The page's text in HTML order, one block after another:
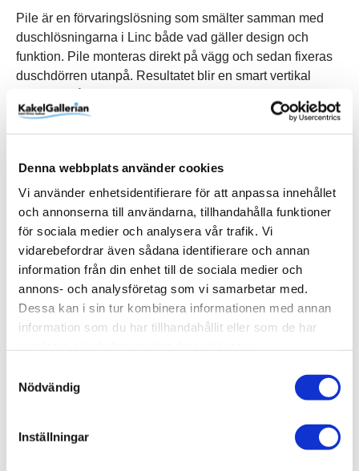
Denna webbplats använder cookies
Vi använder enhetsidentifierare för att anpassa innehållet
och annonserna till användarna, tillhandahålla funktioner
för sociala medier och analysera vår trafik. Vi
vidarebefordrar även sådana identifierare och annan
information från din enhet till de sociala medier och
annons- och analysföretag som vi samarbetar med.
Dessa kan i sin tur kombinera informationen med annan
information som du har tillhandahållit eller som de har
Nödvändig
Inställningar
Pile är en förvaringslösning som smälter samman med
duschlösningarna i Linc både vad gäller design och
funktion. Pile monteras direkt på vägg och sedan fixeras
duschdörren utanpå. Resultatet blir en smart vertikal
familjens alla schampo- och duschflaskor utan att ta extra
onödig plats i själva duschytan. Pile kommer med fem
behov. Skruvas i vägg alternativt limmas upp med Safe-
Fix.
Produktinformation
SKU /
artikelnummer:
56030971+80000685+80000826-
INR
Relaterade kategorier
Varumärken / INR /